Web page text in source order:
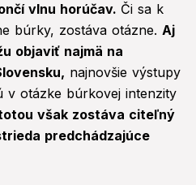
vlnu horúčav. Či sa k
búrky, zostáva otázne. Aj
objaviť najmä na
najnovšie výstupy
v otázke búrkovej intenzity
však zostáva citeľný
predchádzajúce